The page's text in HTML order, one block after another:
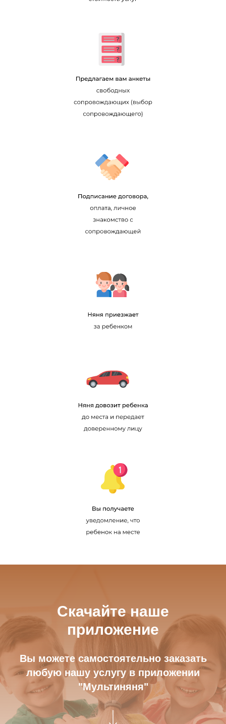
Скачайте наше
приложение
Вы можете самостоятельно заказать
любую нашу услугу в приложении
"Мультиняня"